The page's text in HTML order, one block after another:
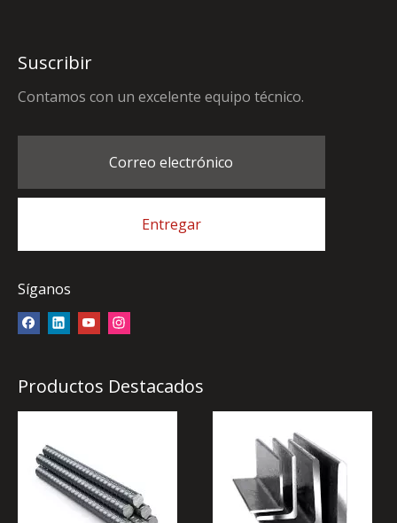
Suscribir
Contamos con un excelente equipo técnico.
Correo electrónico
Entregar
Síganos
Productos Destacados